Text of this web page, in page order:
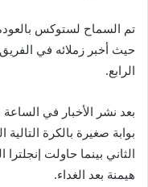
تم السماح لستوكس
حيث أخبر زملائه في
الرابع.
بوابة صغيرة بالكرة
الثاني بينما حاولت إنجلترا
هيمنة بعد الغداء.